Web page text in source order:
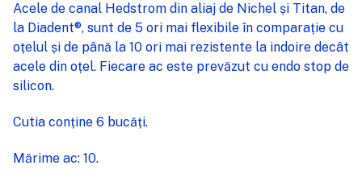
TOT
ADAUGĂ
Acele de canal Hedstrom din aliaj de Nichel și Titan, de
la Diadent®, sunt de 5 ori mai flexibile în comparație cu
oțelul și de până la 10 ori mai rezistente la indoire decât
acele din oțel. Fiecare ac este prevăzut cu endo stop de
silicon.
Cutia conține 6 bucăți.
Mărime ac: 10.